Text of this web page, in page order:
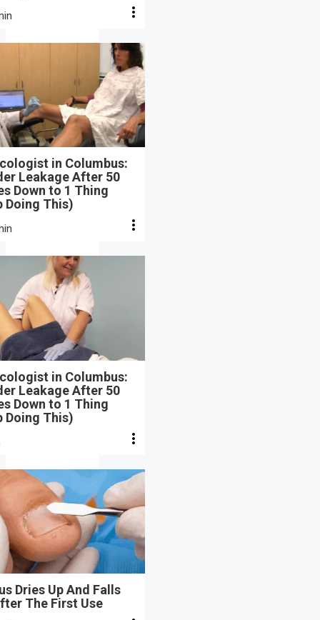
in Columbus:
Leakage After 50
Down to 1 Thing
Doing This)
in Columbus:
Leakage After 50
Down to 1 Thing
Doing This)
Dries Up And Falls
The First Use